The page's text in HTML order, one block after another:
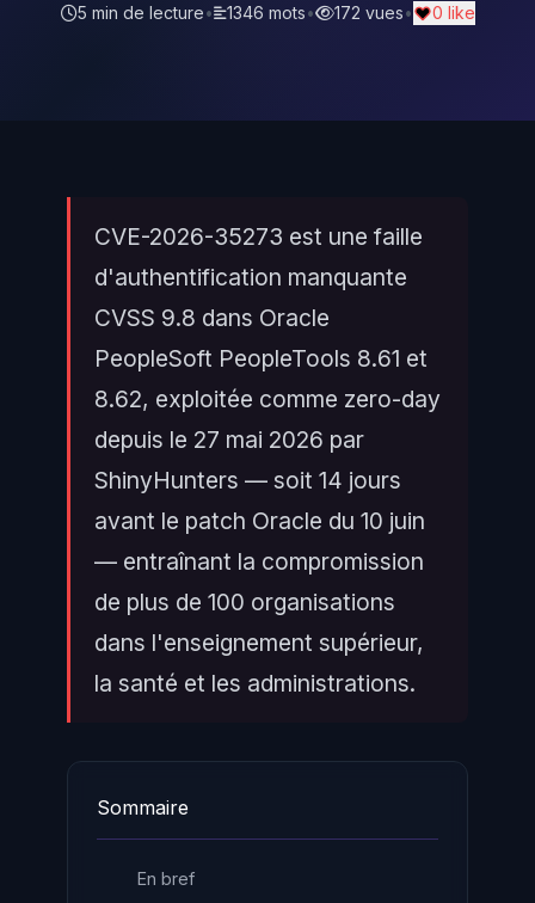
5 min de lecture• 1346 mots• 172 vues• 0 like
CVE-2026-35273 est une faille
d'authentification manquante
CVSS 9.8 dans Oracle
PeopleSoft PeopleTools 8.61 et
8.62, exploitée comme zero-day
depuis le 27 mai 2026 par
ShinyHunters — soit 14 jours
avant le patch Oracle du 10 juin
— entraînant la compromission
de plus de 100 organisations
dans l'enseignement supérieur,
la santé et les administrations.
Sommaire
En bref